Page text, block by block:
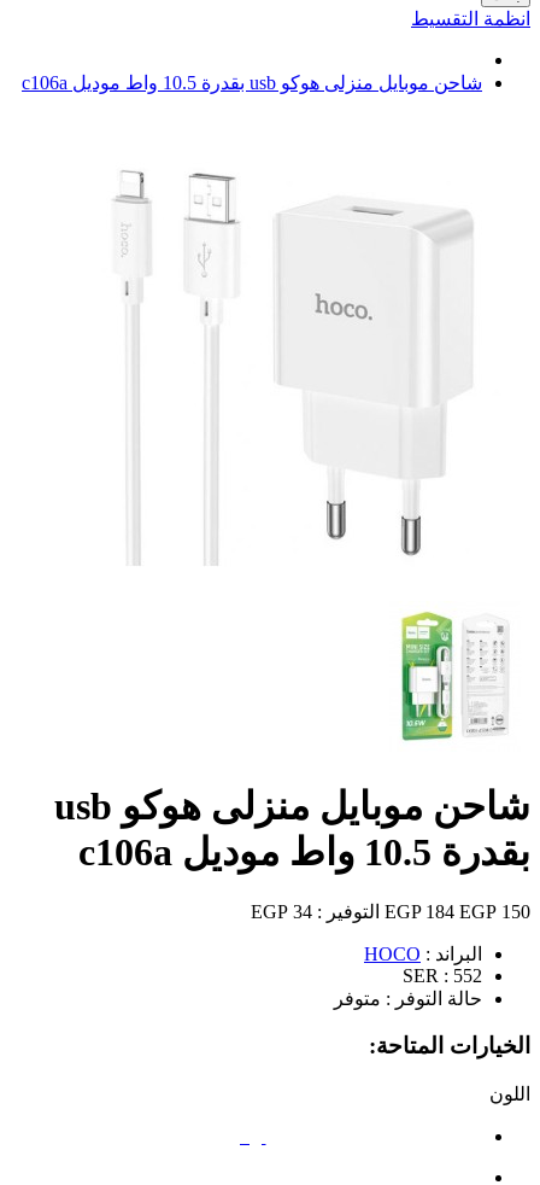
انظمة التقسيط
شاحن موبايل منزلى هوكو usb بقدرة 10.5 واط موديل c106a
شاحن موبايل منزلى هوكو usb
بقدرة 10.5 واط موديل c106a
150 EGP
184 EGP التوفير : 34 EGP
البراند : HOCO
SER : 552
حالة التوفر : متوفر
الخيارات المتاحة:
اللون